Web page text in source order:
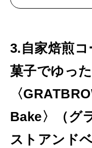
3.自家焙煎
菓子でゆった
〈
Bake〉（グ
ストアンドベ